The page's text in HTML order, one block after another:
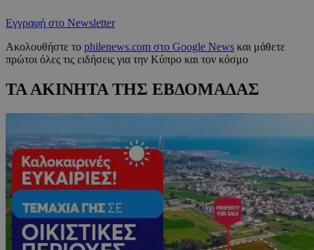
Εγγραφή στο Newsletter
Ακολουθήστε το philenews.com στο Google News και μάθετε
πρώτοι όλες τις ειδήσεις για την Κύπρο και τον κόσμο
ΤΑ ΑΚΙΝΗΤΑ ΤΗΣ ΕΒΔΟΜΑΔΑΣ